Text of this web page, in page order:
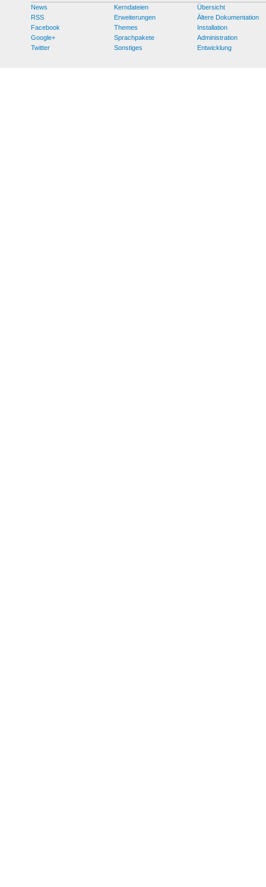
News
RSS
Facebook
Google+
Twitter
Kerndateien
Erweiterungen
Themes
Sprachpakete
Sonstiges
Übersicht
Ältere Dokumentation
Installation
Administration
Entwicklung